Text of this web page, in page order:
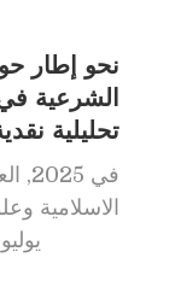
نحو إطار
الشرعية
تحليلية
في 2025
,
الاسلامية
يوليو 25, 2025